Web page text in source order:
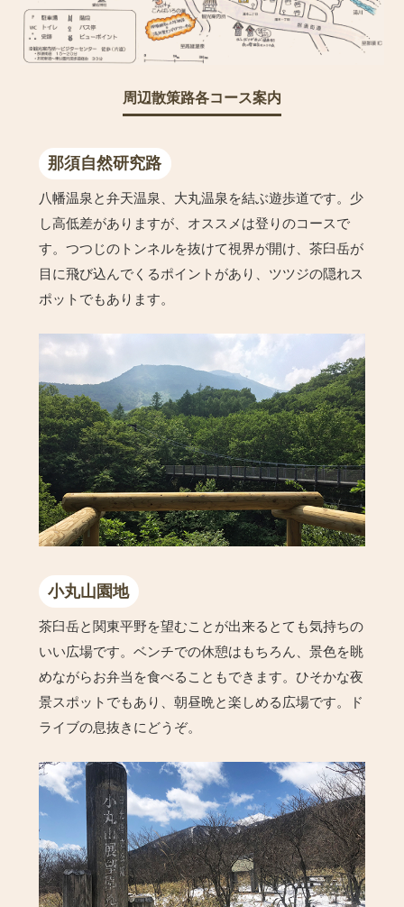
周辺散策路各コース案内
那須自然研究路
八幡温泉と弁天温泉、大丸温泉を結ぶ遊歩道です。少
し高低差がありますが、オススメは登りのコースで
す。つつじのトンネルを抜けて視界が開け、茶臼岳が
目に飛び込んでくるポイントがあり、ツツジの隠れス
ポットでもあります。
小丸山園地
茶臼岳と関東平野を望むことが出来るとても気持ちの
いい広場です。ベンチでの休憩はもちろん、景色を眺
めながらお弁当を食べることもできます。ひそかな夜
景スポットでもあり、朝昼晩と楽しめる広場です。ド
ライブの息抜きにどうぞ。